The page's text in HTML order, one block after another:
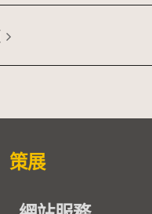
策展